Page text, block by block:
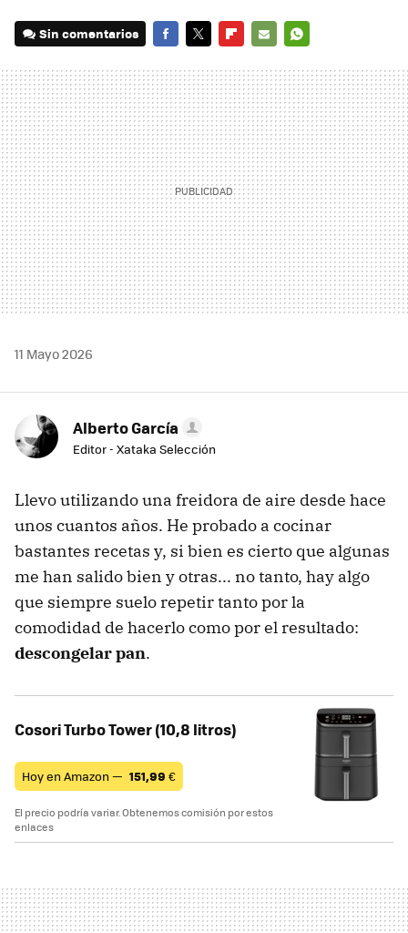
Sin comentarios
MAIL
11 Mayo 2026
Alberto García
Editor - Xataka Selección
Llevo utilizando una freidora de aire desde hace
unos cuantos años. He probado a cocinar
bastantes recetas y, si bien es cierto que algunas
me han salido bien y otras... no tanto, hay algo
que siempre suelo repetir tanto por la
comodidad de hacerlo como por el resultado:
descongelar pan.
Cosori Turbo Tower (10,8 litros)
Hoy en Amazon — 151,99 €
El precio podría variar. Obtenemos comisión por estos
enlaces